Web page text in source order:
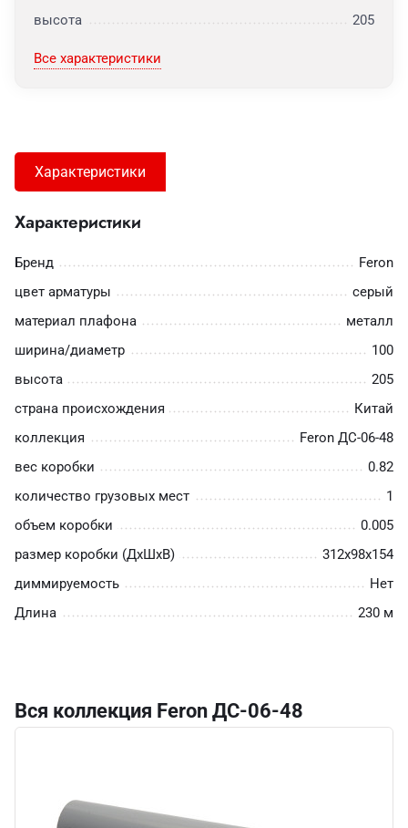
высота
205
Все характеристики
Характеристики
Характеристики
Бренд
Feron
цвет арматуры
серый
материал плафона
металл
ширина/диаметр
100
высота
205
страна происхождения
Китай
коллекция
Feron ДС-06-48
вес коробки
0.82
количество грузовых мест
1
объем коробки
0.005
размер коробки (ДхШхВ)
312х98х154
диммируемость
Нет
Длина
230 м
Вся коллекция Feron ДС-06-48